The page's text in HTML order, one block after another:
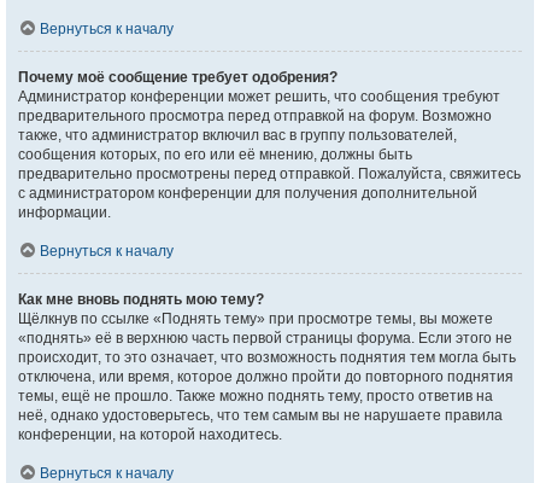
Вернуться к началу
Почему моё сообщение требует одобрения?
Администратор конференции может решить, что сообщения требуют
предварительного просмотра перед отправкой на форум. Возможно
также, что администратор включил вас в группу пользователей,
сообщения которых, по его или её мнению, должны быть
предварительно просмотрены перед отправкой. Пожалуйста, свяжитесь
с администратором конференции для получения дополнительной
информации.
Вернуться к началу
Как мне вновь поднять мою тему?
Щёлкнув по ссылке «Поднять тему» при просмотре темы, вы можете
«поднять» её в верхнюю часть первой страницы форума. Если этого не
происходит, то это означает, что возможность поднятия тем могла быть
отключена, или время, которое должно пройти до повторного поднятия
темы, ещё не прошло. Также можно поднять тему, просто ответив на
неё, однако удостоверьтесь, что тем самым вы не нарушаете правила
конференции, на которой находитесь.
Вернуться к началу